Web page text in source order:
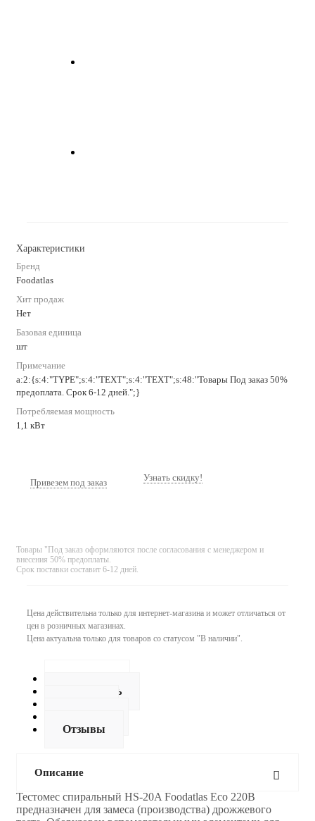
Характеристики
Бренд
Foodatlas
Хит продаж
Нет
Базовая единица
шт
Примечание
a:2:{s:4:"TYPE";s:4:"TEXT";s:4:"TEXT";s:48:"Товары Под заказ 50%
предоплата. Срок 6-12 дней.";}
Потребляемая мощность
1,1 кВт
Привезем под заказ Узнать скидку!
Товары "Под заказ оформляются после согласования с менеджером и
внесения 50% предоплаты.
Срок поставки составит 6-12 дней.
Цена действительна только для интернет-магазина и может отличаться от
цен в розничных магазинах.
Цена актуальна только для товаров со статусом "В наличии".
Как купить
Отзывы
Описание
Тестомес спиральный HS-20A Foodatlas Eco 220В
предназначен для замеса (производства) дрожжевого